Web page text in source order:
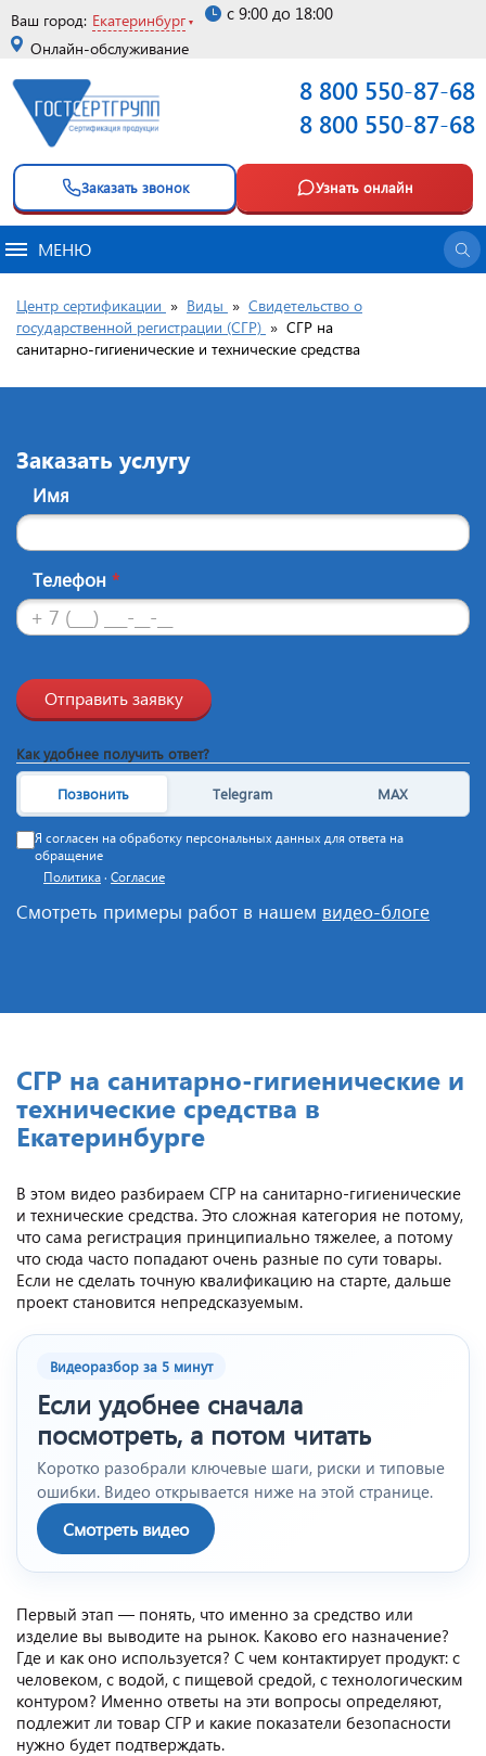
Ваш город: Екатеринбург
Онлайн-обслуживание
с 9:00 до 18:00
8 800 550-87-68
8 800 550-87-68
Заказать звонок Узнать онлайн
МЕНЮ
Центр сертификации » Виды » Свидетельство о
государственной регистрации (СГР) » СГР на
санитарно‑гигиенические и технические средства
Заказать услугу
Имя
Телефон *
Отправить заявку
Как удобнее получить ответ?
Позвонить Telegram MAX
Я согласен на обработку персональных данных для ответа на
обращение
Политика · Согласие
Смотреть примеры работ в нашем видео-блоге
СГР на санитарно‑гигиенические и
технические средства в
Екатеринбурге
В этом видео разбираем СГР на санитарно-гигиенические
и технические средства. Это сложная категория не потому,
что сама регистрация принципиально тяжелее, а потому
что сюда часто попадают очень разные по сути товары.
Если не сделать точную квалификацию на старте, дальше
проект становится непредсказуемым.
Видеоразбор за 5 минут
Если удобнее сначала
посмотреть, а потом читать
Коротко разобрали ключевые шаги, риски и типовые
ошибки. Видео открывается ниже на этой странице.
Смотреть видео
Первый этап — понять, что именно за средство или
изделие вы выводите на рынок. Каково его назначение?
Где и как оно используется? С чем контактирует продукт: с
человеком, с водой, с пищевой средой, с технологическим
контуром? Именно ответы на эти вопросы определяют,
подлежит ли товар СГР и какие показатели безопасности
нужно будет подтверждать.